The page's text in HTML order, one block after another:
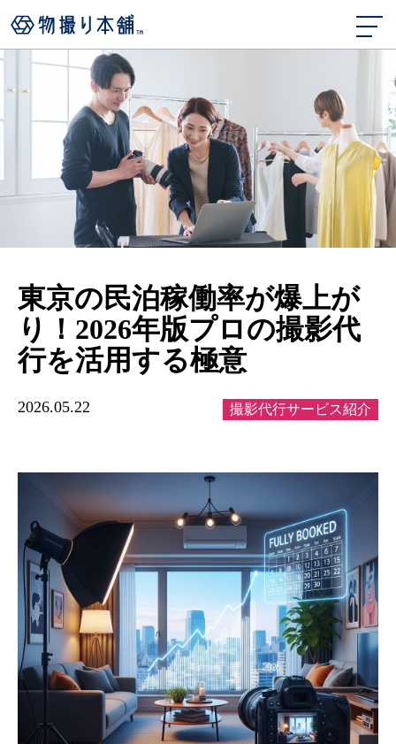
東京の民泊稼働率が爆上が
り！2026年版プロの撮影代
行を活用する極意
2026.05.22 撮影代行サービス紹介